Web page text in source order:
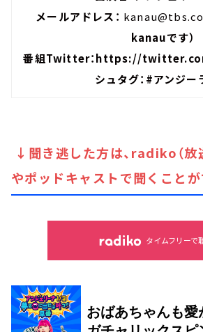
メールアドレス：
kanauです）
番組Twitter：https://
シュタグ：#アンジー
↓聞き逃した方は、radiko（放
やポッドキャストで聞くこと
タイムフリーで